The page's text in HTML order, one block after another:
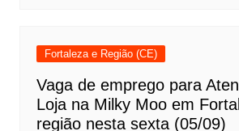
Fortaleza e Região (CE)
Vaga de emprego para
Loja na Milky Moo em
região nesta sexta (05/09)